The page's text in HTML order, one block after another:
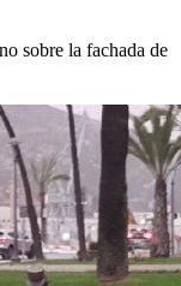
sobre la fachada de